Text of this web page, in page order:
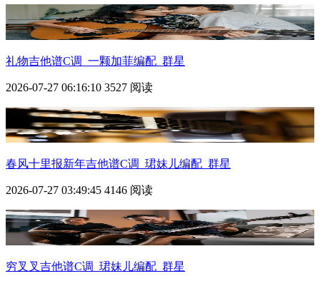
礼物吉他谱C调_一颗加菲编配_群星
2026-07-27 06:16:10 3527 阅读
春风十里报新年吉他谱C调_珺妹儿编配_群星
2026-07-27 03:49:45 4146 阅读
穷叉叉吉他谱C调_珺妹儿编配_群星